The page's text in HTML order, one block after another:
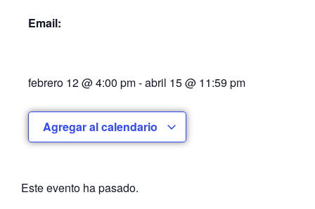
Email:
febrero 12@4:00 pm-abril 15@ 11:59 pm
Agregar al calendario
Este evento ha pasado.